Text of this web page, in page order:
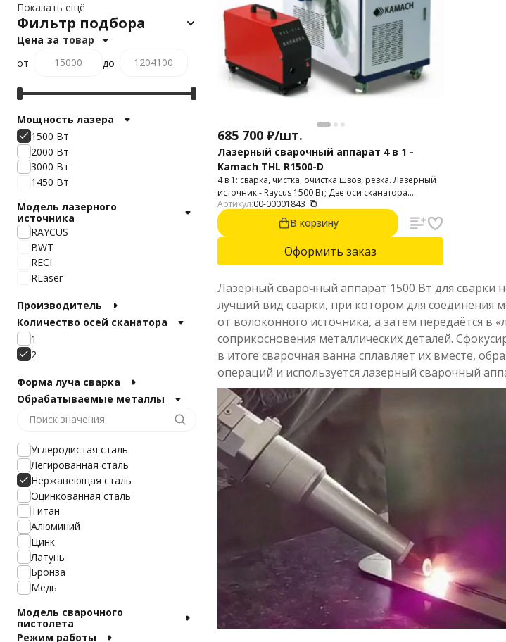
685 700 ₽/шт.
Лазерный сварочный аппарат 4 в 1 -
Kamach THL R1500-D
4 в 1: сварка, чистка, очистка швов, резка. Лазерный
источник - Raycus 1500 Вт; Две оси сканатора.
Интерфейс на русском языке. Легкий удобный
пистолет.
Артикул:00-00001843
В корзину
Оформить заказ
Лазерный сварочный аппарат 1500 Вт для
лучший вид сварки, при котором для соединения
от волоконного источника, а затем передаётся в
соприкосновения металлических деталей.
в итоге сварочная ванна сплавляет их вместе,
операций и используется лазерный сварочный
Показать ещё
Фильтр подбора
Цена за товар
от
до
Мощность лазера
1500 Вт
2000 Вт
3000 Вт
1450 Вт
Модель лазерного
источника
RAYCUS
BWT
RECI
RLaser
Производитель
Количество осей сканатора
1
2
Форма луча сварка
Обрабатываемые металлы
Углеродистая сталь
Легированная сталь
Нержавеющая сталь
Оцинкованная сталь
Титан
Алюминий
Цинк
Латунь
Бронза
Медь
Модель сварочного
пистолета
Режим работы